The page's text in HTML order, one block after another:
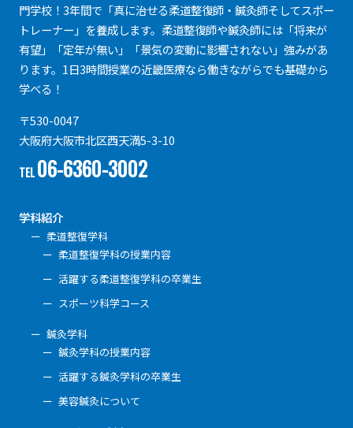
門学校！3年間で「真に治せる柔道整復師・鍼灸師そしてスポー
トレーナー」を養成します。柔道整復師や鍼灸師には「将来が
有望」「定年が無い」「景気の変動に影響されない」強みがあ
ります。1日3時間授業の近畿医療なら働きながらでも基礎から
学べる！
〒530-0047
大阪府大阪市北区西天満5-3-10
TEL06-6360-3002
学科紹介
柔道整復学科
柔道整復学科の授業内容
活躍する柔道整復学科の卒業生
スポーツ科学コース
鍼灸学科
鍼灸学科の授業内容
活躍する鍼灸学科の卒業生
美容鍼灸について